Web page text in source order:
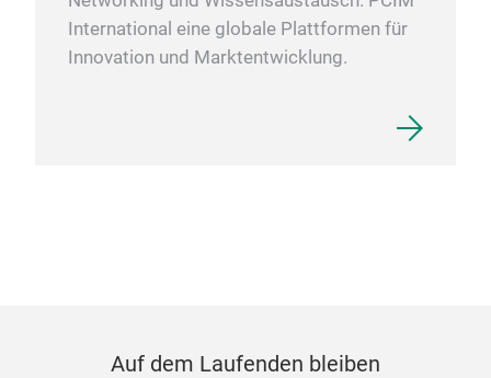
International eine globale Plattformen für
Innovation und Marktentwicklung.
Auf dem Laufenden bleiben